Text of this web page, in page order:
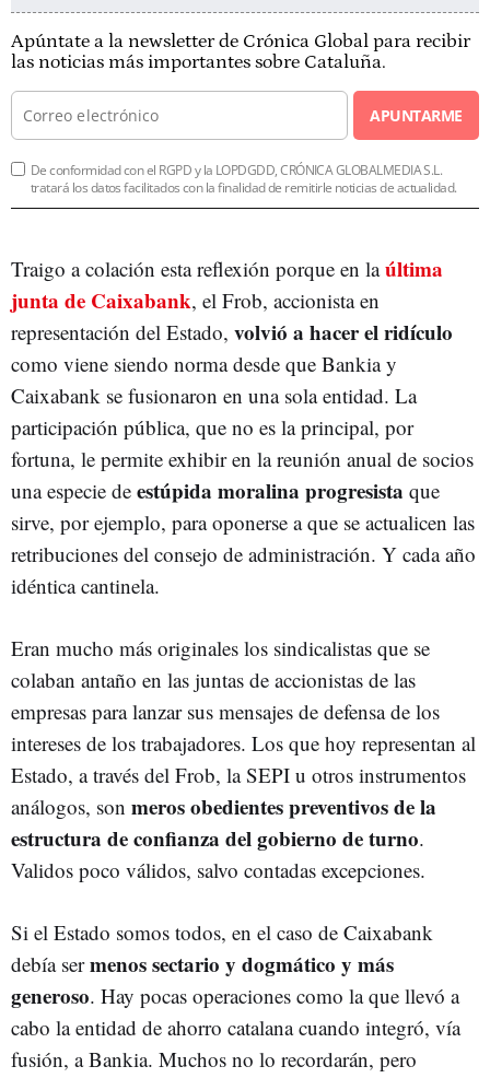
Apúntate a la newsletter de Crónica Global para recibir
las noticias más importantes sobre Cataluña.
APUNTARME
De conformidad con el RGPD y la LOPDGDD, CRÓNICA GLOBALMEDIA S.L.
tratará los datos facilitados con la finalidad de remitirle noticias de actualidad.
Traigo a colación esta reflexión porque en laúltima
junta de Caixabank, el Frob, accionista en
representación del Estado, volvió a hacer el ridículo
como viene siendo norma desde que Bankia y
Caixabank se fusionaron en una sola entidad. La
participación pública, que no es la principal, por
fortuna, le permite exhibir en la reunión anual de socios
una especie de estúpida moralina progresista que
sirve, por ejemplo, para oponerse a que se actualicen las
retribuciones del consejo de administración. Y cada año
idéntica cantinela.
Eran mucho más originales los sindicalistas que se
colaban antaño en las juntas de accionistas de las
empresas para lanzar sus mensajes de defensa de los
intereses de los trabajadores. Los que hoy representan al
Estado, a través del Frob, la SEPI u otros instrumentos
análogos, son meros obedientes preventivos de la
estructura de confianza del gobierno de turno.
Validos poco válidos, salvo contadas excepciones.
Si el Estado somos todos, en el caso de Caixabank
debía sermenos sectario y dogmático y más
generoso. Hay pocas operaciones como la que llevó a
cabo la entidad de ahorro catalana cuando integró, vía
fusión, a Bankia. Muchos no lo recordarán, pero